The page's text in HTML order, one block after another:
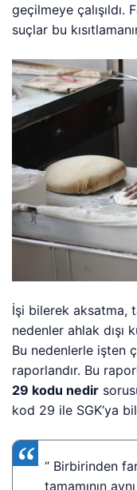
geçilmeye çalışıldı.
suçlar bu
İşi bilerek aksatma,
nedenler ahlak dışı
Bu nedenlerle işten
raporlandır. Bu
29 kodu nedir
kod 29 ile SGK’ya
“ Birbirinden
tamamının